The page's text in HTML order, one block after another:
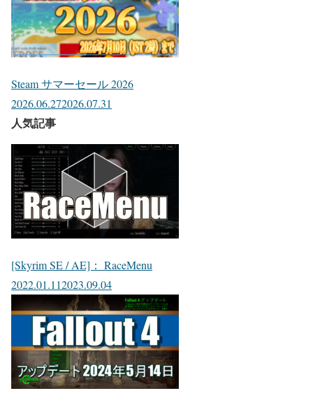
Steam サマーセール 2026
2026.06.272026.07.31
人気記事
[Skyrim SE / AE]： RaceMenu
2022.01.112023.09.04